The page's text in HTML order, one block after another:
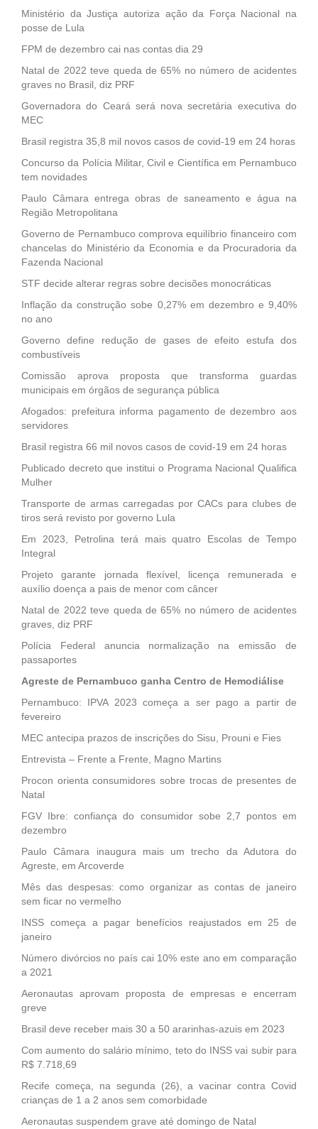
Ministério da Justiça autoriza ação da Força Nacional na
posse de Lula
FPM de dezembro cai nas contas dia 29
Natal de 2022 teve queda de 65% no número de acidentes
graves no Brasil, diz PRF
Governadora do Ceará será nova secretária executiva do
MEC
Brasil registra 35,8 mil novos casos de covid-19 em 24 horas
Concurso da Polícia Militar, Civil e Científica em Pernambuco
tem novidades
Paulo Câmara entrega obras de saneamento e água na
Região Metropolitana
Governo de Pernambuco comprova equilíbrio financeiro com
chancelas do Ministério da Economia e da Procuradoria da
Fazenda Nacional
STF decide alterar regras sobre decisões monocráticas
Inflação da construção sobe 0,27% em dezembro e 9,40%
no ano
Governo define redução de gases de efeito estufa dos
combustíveis
Comissão aprova proposta que transforma guardas
municipais em órgãos de segurança pública
Afogados: prefeitura informa pagamento de dezembro aos
servidores
Brasil registra 66 mil novos casos de covid-19 em 24 horas
Publicado decreto que institui o Programa Nacional Qualifica
Mulher
Transporte de armas carregadas por CACs para clubes de
tiros será revisto por governo Lula
Em 2023, Petrolina terá mais quatro Escolas de Tempo
Integral
Projeto garante jornada flexível, licença remunerada e
auxílio doença a pais de menor com câncer
Natal de 2022 teve queda de 65% no número de acidentes
graves, diz PRF
Polícia Federal anuncia normalização na emissão de
passaportes
Agreste de Pernambuco ganha Centro de Hemodiálise
Pernambuco: IPVA 2023 começa a ser pago a partir de
fevereiro
MEC antecipa prazos de inscrições do Sisu, Prouni e Fies
Entrevista – Frente a Frente, Magno Martins
Procon orienta consumidores sobre trocas de presentes de
Natal
FGV Ibre: confiança do consumidor sobe 2,7 pontos em
dezembro
Paulo Câmara inaugura mais um trecho da Adutora do
Agreste, em Arcoverde
Mês das despesas: como organizar as contas de janeiro
sem ficar no vermelho
INSS começa a pagar benefícios reajustados em 25 de
janeiro
Número divórcios no país cai 10% este ano em comparação
a 2021
Aeronautas aprovam proposta de empresas e encerram
greve
Brasil deve receber mais 30 a 50 ararinhas-azuis em 2023
Com aumento do salário mínimo, teto do INSS vai subir para
R$ 7.718,69
Recife começa, na segunda (26), a vacinar contra Covid
crianças de 1 a 2 anos sem comorbidade
Aeronautas suspendem grave até domingo de Natal